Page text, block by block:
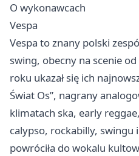
O wykonawcach
Vespa
Vespa to znany polski
swing, obecny na scenie
roku ukazał się ich
Świat Os”, nagrany
klimatach ska, early
calypso, rockabilly, swingu
powróciła do wokalu